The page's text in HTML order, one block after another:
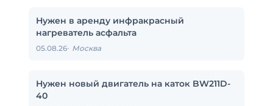
Нужен в аренду инфракрасный
нагреватель асфальта
05.08.26 Москва
Нужен новый двигатель на каток BW211D-
40